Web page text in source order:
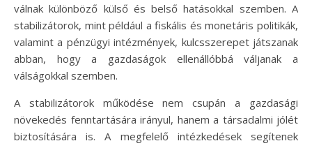
válnak különböző külső és belső hatásokkal szemben. A
stabilizátorok, mint például a fiskális és monetáris politikák,
valamint a pénzügyi intézmények, kulcsszerepet játszanak
abban, hogy a gazdaságok ellenállóbbá váljanak a
válságokkal szemben.
A stabilizátorok működése nem csupán a gazdasági
növekedés fenntartására irányul, hanem a társadalmi jólét
biztosítására is. A megfelelő intézkedések segítenek